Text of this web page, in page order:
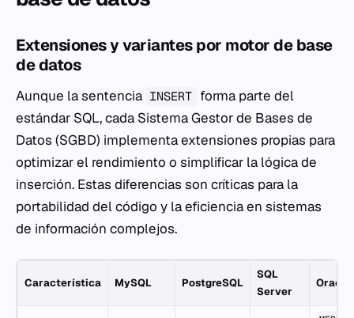
Extensiones y variantes por motor de base
de datos
Aunque la sentencia INSERT forma parte del
estándar SQL, cada Sistema Gestor de Bases de
Datos (SGBD) implementa extensiones propias para
optimizar el rendimiento o simplificar la lógica de
inserción. Estas diferencias son críticas para la
portabilidad del código y la eficiencia en sistemas
de información complejos.
Característica MySQL PostgreSQL
SQL
Server
Oracle